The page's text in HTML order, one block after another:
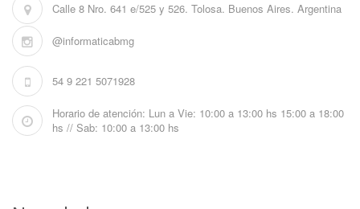
Calle 8 Nro. 641 e/525 y 526. Tolosa. Buenos Aires. Argentina
@informaticabmg
54 9 221 5071928
Horario de atención: Lun a Vie: 10:00 a 13:00 hs 15:00 a 18:00
hs // Sab: 10:00 a 13:00 hs